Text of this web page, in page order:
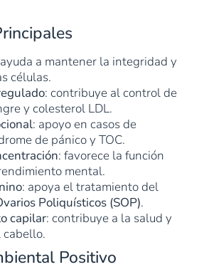
a mantener la integridad y
células.
: contribuye al control de
y colesterol LDL.
: apoyo en casos de
de pánico y TOC.
: favorece la función
mental.
: apoya el tratamiento del
Poliquísticos (SOP).
capilar: contribuye a la salud y
cabello.
Positivo